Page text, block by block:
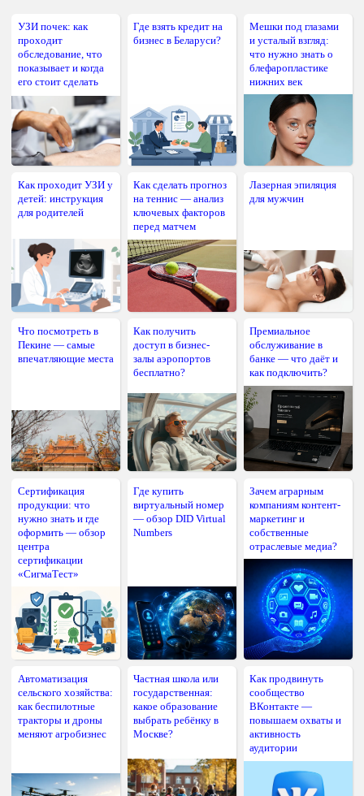
УЗИ почек: как
проходит
обследование, что
показывает и когда
его стоит сделать
Где взять кредит на
бизнес в Беларуси?
Мешки под глазами
и усталый взгляд:
что нужно знать о
блефаропластике
нижних век
Как проходит УЗИ у
детей: инструкция
для родителей
Как сделать прогноз
на теннис — анализ
ключевых факторов
перед матчем
Лазерная эпиляция
для мужчин
Что посмотреть в
Пекине — самые
впечатляющие места
Как получить
доступ в бизнес-
залы аэропортов
бесплатно?
Премиальное
обслуживание в
банке — что даёт и
как подключить?
Сертификация
продукции: что
нужно знать и где
оформить — обзор
центра
сертификации
«СигмаТест»
Где купить
виртуальный номер
— обзор DID Virtual
Numbers
Зачем аграрным
компаниям контент-
маркетинг и
собственные
отраслевые медиа?
Автоматизация
сельского хозяйства:
как беспилотные
тракторы и дроны
меняют агробизнес
Частная школа или
государственная:
какое образование
выбрать ребёнку в
Москве?
Как продвинуть
сообщество
ВКонтакте —
повышаем охваты и
активность
аудитории